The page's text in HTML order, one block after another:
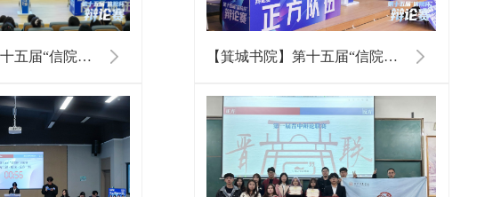
【箕城书院】第十五届“信院杯”辩论赛半决赛 【箕城书院】第十五届“信院杯”辩论赛小组赛DAY3